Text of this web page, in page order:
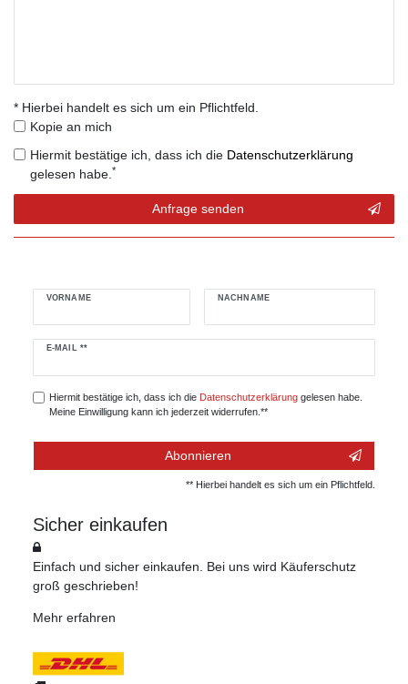
* Hierbei handelt es sich um ein Pflichtfeld.
Kopie an mich
Hiermit bestätige ich, dass ich die Daten­schutz­erklärung
gelesen habe.*
Honig
Anfrage senden
VORNAME NACHNAME
E-MAIL **
Newsletter
Hiermit bestätige ich, dass ich die Daten­schutz­erklärunggelesen habe.
Meine Einwilligung kann ich jederzeit widerrufen.**
Abonnieren
** Hierbei handelt es sich um ein Pflichtfeld.
Sicher einkaufen
Einfach und sicher einkaufen. Bei uns wird Käuferschutz
groß geschrieben!
Mehr erfahren